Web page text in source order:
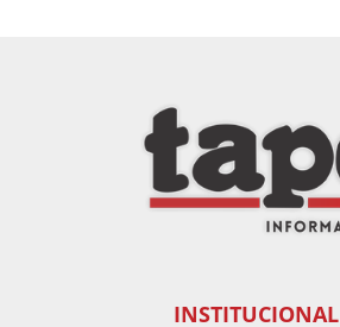
INSTITUCIONAL